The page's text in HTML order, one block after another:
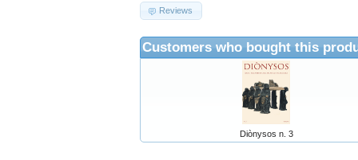
Reviews
Customers who bought this
Diònysos n. 3